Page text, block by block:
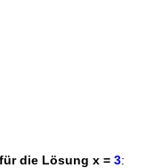
die Lösung x = 3: